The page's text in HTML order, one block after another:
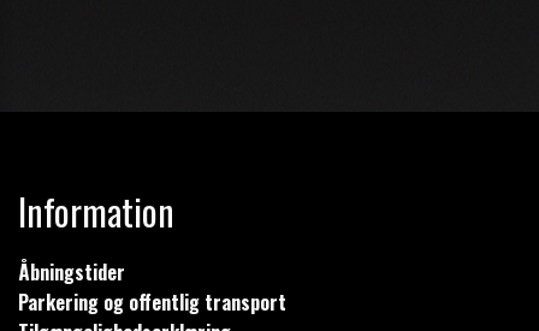
Information
Åbningstider
Parkering og offentlig transport